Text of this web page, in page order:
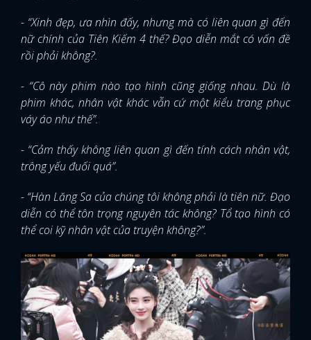
- “Xinh đẹp, ưa nhìn đấy, nhưng mà có liên quan gì đến
nữ chính của Tiên Kiếm 4 thế? Đạo diễn mắt có vấn đề
rồi phải không?.
- “Cô này phim nào tạo hình cũng giống nhau. Dù là
phim khác, nhân vật khác vẫn cứ một kiểu trang phục
váy áo như thế”.
- “Cảm thấy không liên quan gì đến tính cách nhân vật,
trông yếu đuối quá”.
- “Hàn Lăng Sa của chúng tôi không phải là tiên nữ. Đạo
diễn có thể tôn trọng nguyên tác không? Tổ tạo hình có
thể coi kỹ nhân vật của truyện không?”.